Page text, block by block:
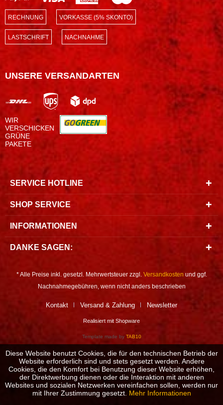
RECHNUNG VORKASSE (5% SKONTO)
LASTSCHRIFT NACHNAHME
UNSERE VERSANDARTEN
WIR
VERSCHICKEN
GRÜNE
PAKETE
SERVICE HOTLINE
SHOP SERVICE
INFORMATIONEN
DANKE SAGEN:
* Alle Preise inkl. gesetzl. Mehrwertsteuer zzgl. Versandkosten und ggf.
Nachnahmegebühren, wenn nicht anders beschrieben
Kontakt Versand & Zahlung Newsletter
Realisiert mit Shopware
Template made by TAB10
Diese Website benutzt Cookies, die für den technischen Betrieb der
Website erforderlich sind und stets gesetzt werden. Andere
Cookies, die den Komfort bei Benutzung dieser Website erhöhen,
der Direktwerbung dienen oder die Interaktion mit anderen
Websites und sozialen Netzwerken vereinfachen sollen, werden nur
mit Ihrer Zustimmung gesetzt. Mehr Informationen